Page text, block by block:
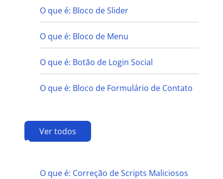
O que é: Bloco de Slider
O que é: Bloco de Menu
O que é: Botão de Login Social
O que é: Bloco de Formulário de Contato
Ver todos
C
O que é: Correção de Scripts Maliciosos